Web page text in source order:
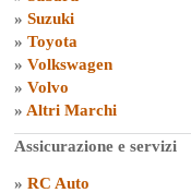
» Suzuki
» Toyota
» Volkswagen
» Volvo
» Altri Marchi
Assicurazione e servizi
» RC Auto